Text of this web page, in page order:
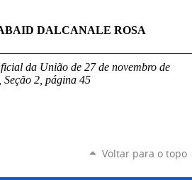
DALCANALE ROSA
da União de 27 de novembro de
Seção 2, página 45
Voltar para o topo